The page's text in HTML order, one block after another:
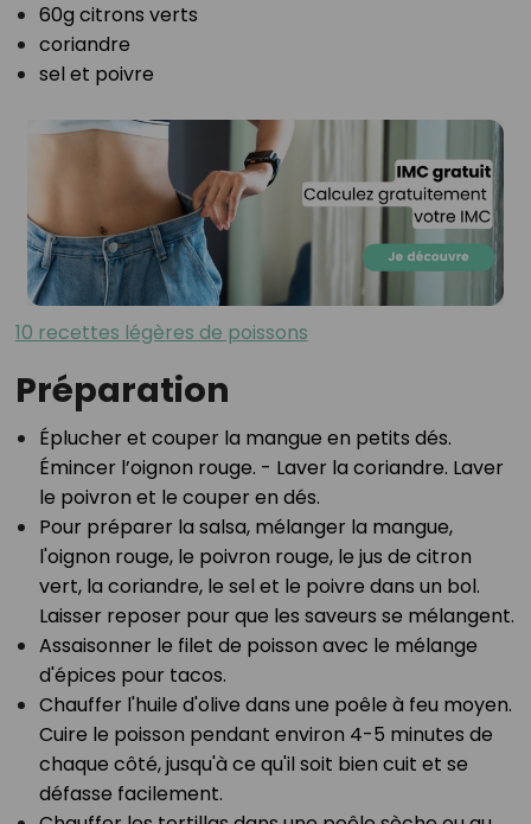
60g citrons verts⁣
coriandre⁣
sel et poivre⁣
10 recettes légères de poissons
Préparation
Éplucher et couper la mangue en petits dés.
Émincer l’oignon rouge. - Laver la coriandre. Laver
le poivron et le couper en dés.⁣
Pour préparer la salsa, mélanger la mangue,
l'oignon rouge, le poivron rouge, le jus de citron
vert, la coriandre, le sel et le poivre dans un bol.
Laisser reposer pour que les saveurs se mélangent.⁣
Assaisonner le filet de poisson avec le mélange
d'épices pour tacos.⁣
Chauffer l'huile d'olive dans une poêle à feu moyen.
Cuire le poisson pendant environ 4-5 minutes de
chaque côté, jusqu'à ce qu'il soit bien cuit et se
défasse facilement.⁣